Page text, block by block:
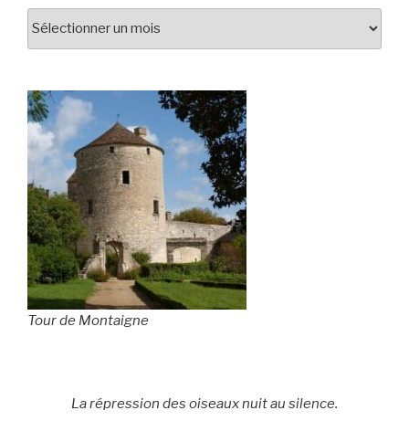
Tour de Montaigne
La répression des oiseaux nuit au silence.